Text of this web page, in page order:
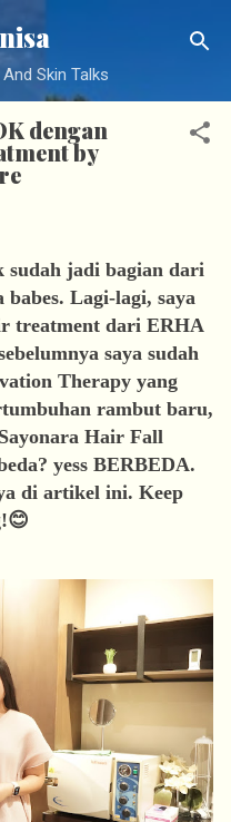
utama
Skin Talks
dengan
by
jadi bagian dari
Lagi-lagi, saya
treatment dari ERHA
saya sudah
Therapy yang
rambut baru,
Hair Fall
yess BERBEDA.
di artikel ini. Keep